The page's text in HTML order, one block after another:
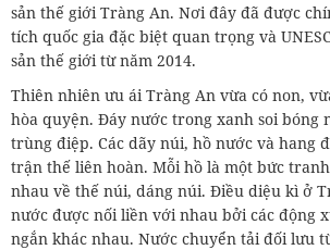
sản thế giới Tràng An. Nơi đây đã được
tích quốc gia đặc biệt quan trọng và
sản thế giới từ năm 2014.
Thiên nhiên ưu ái Tràng An vừa có non,
hòa quyện. Đáy nước trong xanh soi bóng
trùng điệp. Các dãy núi, hồ nước và hang
trận thế liên hoàn. Mỗi hồ là một bức
nhau về thế núi, dáng núi. Điều diệu kì ở
nước được nối liền với nhau bởi các động
ngắn khác nhau. Nước chuyển tải đối lưu